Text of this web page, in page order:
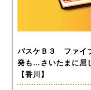
バスケＢ３ ファイ
発も…さいたまに屈
【香川】